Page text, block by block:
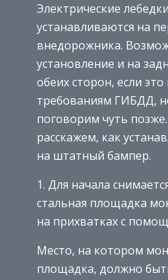
Электрические
устанавливаются на
внедорожника.
установление и на
обеих сторон, если
требованиям ГИБДД,
поговорим чуть
расскажем, как
на штатный бампер.
1. Для начала
стальная площадка
на прихватках с
Место, на котором
площадка, должно